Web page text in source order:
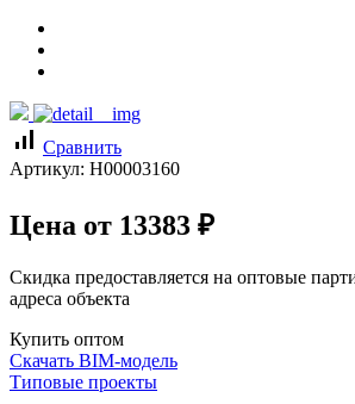
signal_cellular_alt Сравнить
Артикул: Н00003160
Цена от 13383 ₽
Скидка предоставляется на оптовые
адреса объекта
Купить оптом
Скачать BIM-модель
Типовые проекты